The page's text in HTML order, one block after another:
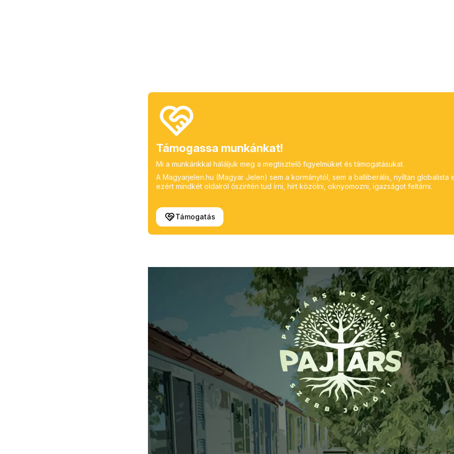
Támogassa munkánkat!
Mi a munkánkkal háláljuk meg a megtisztelő figyelmüket és támogatásukat.
A Magyarjelen.hu (Magyar Jelen) sem a kormánytól, sem a balliberális, nyíltan globalista
ezért mindkét oldalról őszintén tud írni, hírt közölni, oknyomozni, igazságot feltárni.
Támogatás